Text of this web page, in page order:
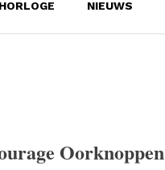
NIEUWS
Oorknoppen